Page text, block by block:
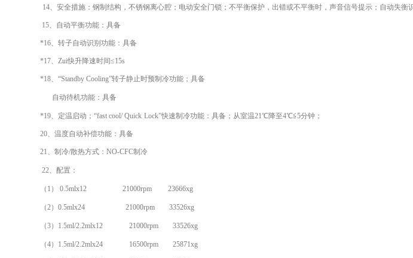
14、安全措施：钢制结构，不锈钢离心腔 ； 电动安全门锁；不平衡保护，出错或不平衡时，声音信号提示；自动失衡
15、 自动平衡功能：具备
*16、转子自动识别功能：具备
*17、Zui快升降速时间≤15s
*18、“Standby Cooling”转子静止时预制冷功能；具备
自动待机功能：具备
*19、定温启动；“fast cool/Quick Lock”快速制冷功能 ：具备； 从室温21℃降至4℃≦5分钟；
20、温度自动补偿功能 ：具备
21、制冷/散热方式：NO-CFC制冷
22、配置：
（1）0.5mlx12 21000rpm23666xg
（2）0.5mlx24 21000rpm33526xg
（3） 1.5ml/2.2mlx12 21000rpm33526xg
（4） 1.5ml/2.2mlx24 16500rpm25871xg